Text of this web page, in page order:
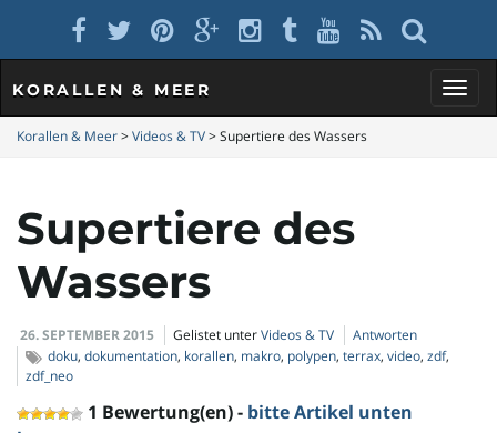
KORALLEN & MEER
Korallen & Meer>Videos & TV>Supertiere des Wassers
Supertiere des
Wassers
26. SEPTEMBER 2015 Gelistet unterVideos & TV
Antworten
doku, dokumentation, korallen, makro, polypen, terrax, video, zdf,
zdf_neo
1 Bewertung(en) - bitte Artikel unten